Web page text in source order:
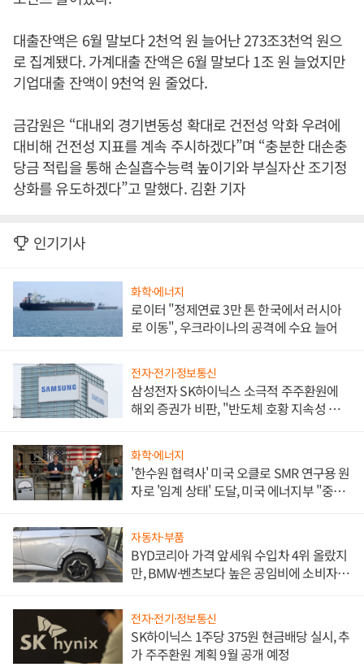
대출잔액은 6월 말보다 2천억 원 늘어난 273조3천억 원으
로 집계됐다. 가계대출 잔액은 6월 말보다 1조 원 늘었지만
기업대출 잔액이 9천억 원 줄었다.
금감원은 “대내외 경기변동성 확대로 건전성 악화 우려에
대비해 건전성 지표를 계속 주시하겠다”며 “충분한 대손충
당금 적립을 통해 손실흡수능력 높이기와 부실자산 조기정
상화를 유도하겠다”고 말했다. 김환 기자
인기기사
화학·에너지
로이터 "정제연료 3만 톤 한국에서 러시아
로 이동", 우크라이나의 공격에 수요 늘어
전자·전기·정보통신
삼성전자 SK하이닉스 소극적 주주환원에
해외 증권가 비판, "반도체 호황 지속성 의
화학·에너지
'한수원 협력사' 미국 오클로 SMR 연구용 원
자로 '임계 상태' 도달, 미국 에너지부 "중요
자동차·부품
BYD코리아 가격 앞세워 수입차 4위 올랐지
만, BMW·벤츠보다 높은 공임비에 소비자
전자·전기·정보통신
SK하이닉스 1주당 375원 현금배당 실시, 추
가 주주환원 계획 9월 공개 예정